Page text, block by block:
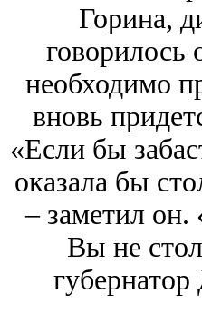
Горина,
говорилось
необходимо
вновь
«Если бы
оказала бы
– заметил
Вы не